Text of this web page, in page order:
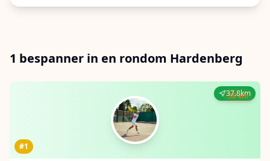
1 bespanner in en rondom Hardenberg
37.8km
#1
38 km